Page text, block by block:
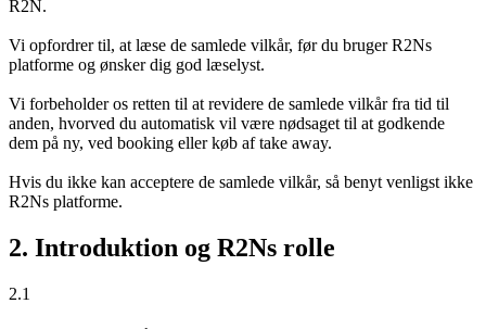
R2N.
Vi opfordrer til, at læse de samlede vilkår, før du bruger R2Ns
platforme og ønsker dig god læselyst.
Vi forbeholder os retten til at revidere de samlede vilkår fra tid til
anden, hvorved du automatisk vil være nødsaget til at godkende
dem på ny, ved booking eller køb af take away.
Hvis du ikke kan acceptere de samlede vilkår, så benyt venligst ikke
R2Ns platforme.
2. Introduktion og R2Ns rolle
2.1